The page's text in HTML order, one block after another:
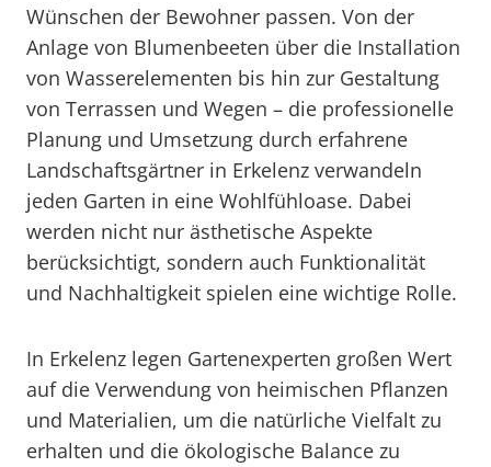
Wünschen der Bewohner passen. Von der
Anlage von Blumenbeeten über die Installation
von Wasserelementen bis hin zur Gestaltung
von Terrassen und Wegen – die professionelle
Planung und Umsetzung durch erfahrene
Landschaftsgärtner in Erkelenz verwandeln
jeden Garten in eine Wohlfühloase. Dabei
werden nicht nur ästhetische Aspekte
berücksichtigt, sondern auch Funktionalität
und Nachhaltigkeit spielen eine wichtige Rolle.
In Erkelenz legen Gartenexperten großen Wert
auf die Verwendung von heimischen Pflanzen
und Materialien, um die natürliche Vielfalt zu
erhalten und die ökologische Balance zu